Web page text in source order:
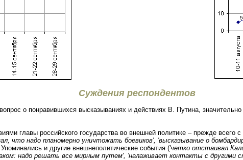
Суждения респондентов
о понравившихся высказываниях и действиях В. Путина,
главы российского государства во внешней политике – прежде
что надо планомерно уничтожать боевиков', 'высказывание о
и другие внешнеполитические события ('четко отстаивал
надо решать все мирным путем', 'налаживает контакты с другими